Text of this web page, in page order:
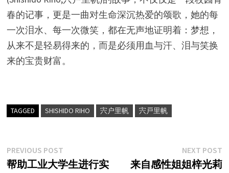
春的记事，更是一曲对生命深沉热爱的颂歌，她的每
一次泪水、每一次微笑，都在无声地证明着：梦想，
从来不是轻易得来的，而是必须用血与汗、泪与笑换
来的宝贵财富。
TAGGED SHISHIDO RIHO 宍户里帆 宍戸里帆
文
PREVIOUS POSTPrevious
post:
帮助工业大学生进行实
NEXT POST
来自感性姐姐梓光莉